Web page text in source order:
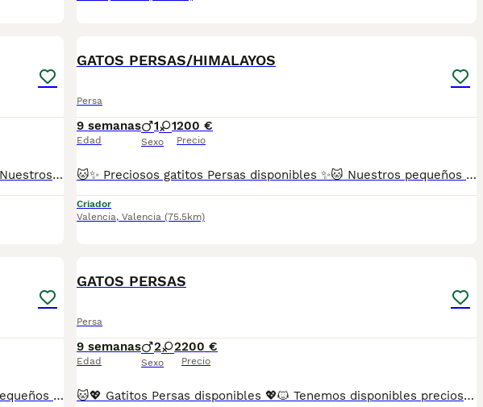
🐱✨ Preciosos gatitos Persas Himalayos disponibles ✨🐱 Nuestros pequeños están libres de enfermedades genéticas, criados con mucho amor 💕 en un ambiente familiar 🏡. Son muy sociables y cariñosos, ¡te van a enamorar en cuanto los conozcas! 😻 Criamos distintas variedades de color de esta increíble raza, Tricolor, Carey, Red/Blue point, etc. 📋 Se entregan con: ✅ Dos vacunas ✅ Dos desparasitaciones ✅ Revisión veterinaria completa ✅ Cartilla sanitaria y contrato ✅ Microchip incluido 📍Puedes venir a verlos sin ningún compromiso de compra, ¡será un placer recibirte! 🐾 (FOTOS REALES DE NUESTROS ESPECTACULARES GATITOS PERSAS, NADA DE MULTICRIADEROS NI FOTOS SACADAS DE INTERNET) Se pueden enviar a cualquier parte de España 🚚 Reserva mínima 200€. 📞 Atiendo por teléfono y WhatsApp. 💖 Gatitos muy chatitos, adorables y listos para llenar tu hogar de amor y ronroneos.
GATOS PERSAS/HIMALAYOS
Persa
9 semanas
Edad
1 1
Sexo
200 €
Precio
🐱✨ Preciosos gatitos Persas disponibles ✨🐱 Nuestros pequeños están libres de enfermedades genéticas, criados con mucho amor 💕 en un ambiente familiar 🏡. Son muy sociables y cariñosos, ¡te van a enamorar en cuanto los conozcas! 😻 Criamos distintas variedades de color de esta increíble raza, Tricolor, Carey, Red/Blue point, etc. 📋 Se entregan con: ✅ Dos vacunas ✅ Dos desparasitaciones ✅ Revisión veterinaria completa ✅ Cartilla sanitaria y contrato ✅ Microchip incluido 📍Puedes venir a verlos sin ningún compromiso de compra, ¡será un placer recibirte! 🐾 (FOTOS REALES DE NUESTROS ESPECTACULARES GATITOS PERSAS, NADA DE MULTICRIADEROS NI FOTOS SACADAS DE INTERNET) Se pueden enviar a cualquier parte de España 🚚 Reserva mínima 200€ 📞 Atiendo por teléfono y WhatsApp 💖 Gatitos muy chatitos, adorables y listos para llenar tu hogar de amor y ronroneos.
Criador
Valencia, Valencia (75.5km)
🐱✨ Preciosos gatitos Persas disponibles ✨🐱 Nuestros pequeños están libres de enfermedades genéticas, criados con mucho amor 💕 en un ambiente familiar 🏡. Son muy sociables y cariñosos, ¡te van a enamorar en cuanto los conozcas! 😻 Criamos distintas variedades de color de esta increíble raza, Tricolor, Carey, Red/Blue point, etc. 📋 Se entregan con: ✅ Dos vacunas ✅ Dos desparasitaciones ✅ Revisión veterinaria completa ✅ Cartilla sanitaria y contrato ✅ Microchip incluido 📍Puedes venir a verlos sin ningún compromiso de compra, ¡será un placer recibirte! 🐾 (FOTOS REALES DE NUESTROS ESPECTACULARES GATITOS PERSAS, NADA DE MULTICRIADEROS NI FOTOS SACADAS DE INTERNET) Se pueden enviar a cualquier parte de España 🚚 📞 Atiendo por teléfono y WhatsApp. Reserva mínima 200€. 💖 Gatitos muy chatitos, adorables y listos para llenar tu hogar de amor y ronroneos.
GATOS PERSAS
Persa
9 semanas
Edad
2 2
Sexo
200 €
Precio
🐱💖 Gatitos Persas disponibles 💖🐱 Tenemos disponibles preciosos gatitos Persas criados en un entorno familiar 🏡, donde desde el primer día reciben muchísimo cariño, atención y una correcta socialización. Son bebés muy bien cuidados, acostumbrados al trato humano y con un carácter dulce, tranquilo y muy cariñoso 😻. El Persa es una raza ideal para compañía, conocida por su nobleza, su ternura y su forma tan especial de crear vínculo con las personas 🥰. Son gatitos que enamoran por su mirada y su forma de ser tan cercana. 📋 Se entregan con todo lo necesario para su bienestar: ✅ Vacunados según su edad ✅ Desparasitados interna y externamente ✅ Revisión veterinaria completa 🩺 ✅ Cartilla sanitaria ✅ Microchip ✅ Contrato de garantía 📍 Puedes venir a conocerlos sin compromiso, estaremos encantados de recibirte y enseñarte cómo viven nuestros pequeños 🐾 RESERVA MÍNIMA 200€ 📸 Fotos 100% reales de nuestros gatitos, criados por nosotros con mucho amor. No utilizamos imágenes de internet ni somos multicriadero. 🚚 Envíos disponibles a toda España mediante transporte especializado para mascotas, con total seguridad y cuidado. 💖 Gatitos sanos, sociables y muy mimados, listos para encontrar una familia que les dé todo el amor que merecen 💖